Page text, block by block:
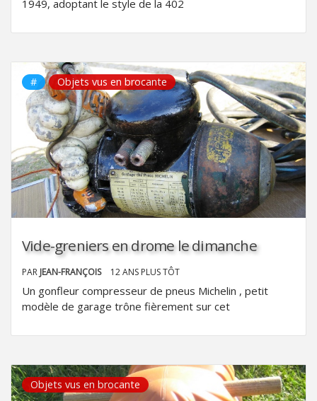
1949, adoptant le style de la 402
# Objets vus en brocante
Vide-greniers en drome le dimanche
PAR JEAN-FRANÇOIS 12 ANS PLUS TÔT
Un gonfleur compresseur de pneus Michelin , petit
modèle de garage trône fièrement sur cet
Objets vus en brocante